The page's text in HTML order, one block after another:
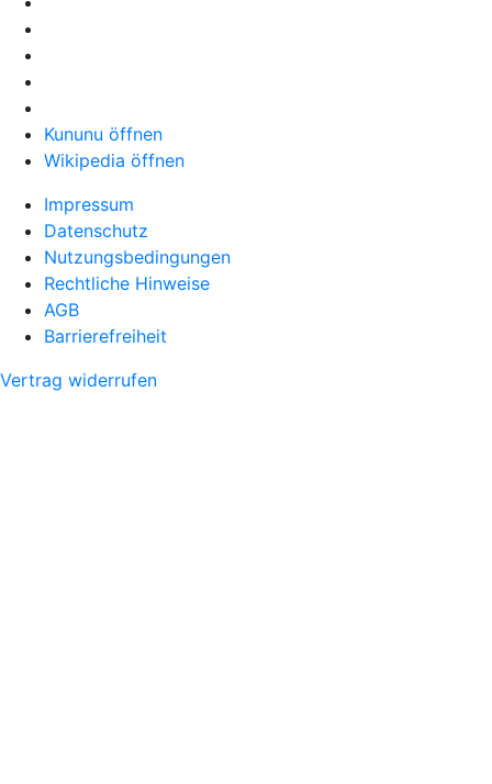
Kununu öffnen
Wikipedia öffnen
Impressum
Datenschutz
Nutzungsbedingungen
Rechtliche Hinweise
AGB
Barrierefreiheit
Vertrag widerrufen